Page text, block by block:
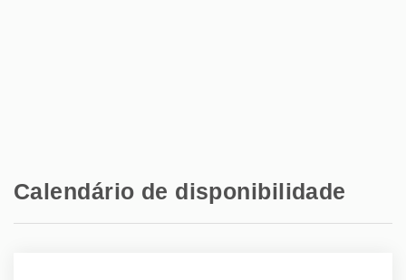
Calendário de disponibilidade